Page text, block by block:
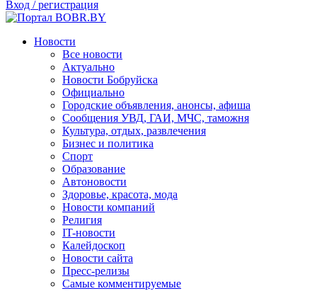
Вход / регистрация
Новости
Все новости
Актуально
Новости Бобруйска
Официально
Городские объявления, анонсы, афиша
Сообщения УВД, ГАИ, МЧС, таможня
Культура, отдых, развлечения
Бизнес и политика
Спорт
Образование
Автоновости
Здоровье, красота, мода
Новости компаний
Религия
IT-новости
Калейдоскоп
Новости сайта
Пресс-релизы
Самые комментируемые